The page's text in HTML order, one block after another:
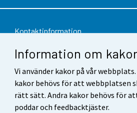
Information om
Vi använder kakor på vår
kakor behövs för att webbplatsen
rätt sätt. Andra kakor behövs för
poddar och feedbacktjäster.
Kontaktinformation
Respons
Användarvillkor
Dataskydd
Tillgänglighet